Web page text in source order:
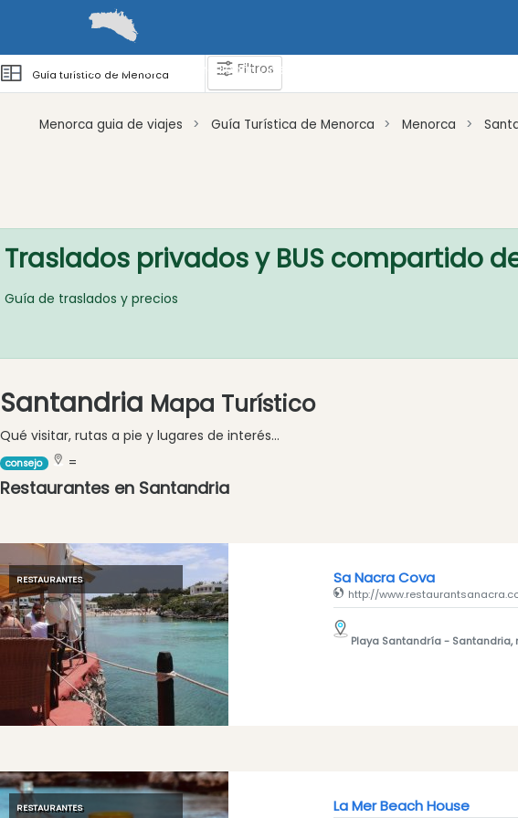
Guías Barcos Cómo llegar y desplazarse
Guía turístico de Menorca Filtros
Empresa
Tour
Excursione
Vegetariano
y
vegano
Excursion
en
y
Bar
Alimentos
y
Bebidas
Cultura
niños
vivo
Discoteca
Menorca guia de viajes Guía Turística de Menorca Menorca
Traslados privados y BUS compartido
Guía de traslados y precios
Santandria Mapa Turístico
Qué visitar, rutas a pie y lugares de interés...
consejo =
Restaurantes en Santandria
RESTAURANTES Sa Nacra Cova
http://
Playa Santandría- Santandria,
RESTAURANTES La Mer Beach House